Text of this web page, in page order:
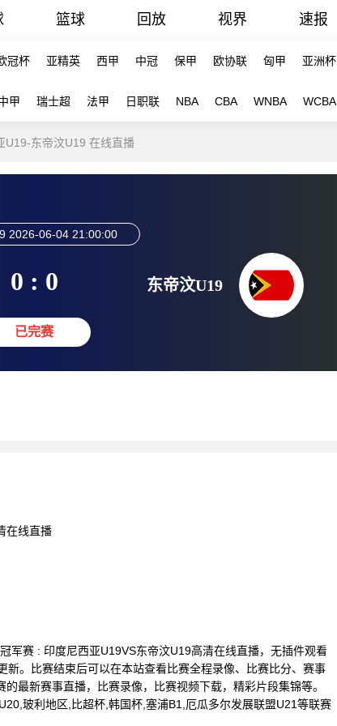
篮球 回放 视界 速报
冠杯 亚精英 西甲 中冠 保甲 欧协联 匈甲 亚洲杯
甲 瑞士超 法甲 日职联 NBA CBA WNBA WCBA
U19-东帝汶U19 在线直播
2026-06-04 21:00:00
0 : 0
已完赛
东帝汶U19
在线直播
军赛 : 印度尼西亚U19VS东帝汶U19高清在线直播，无插件观看
新。比赛结束后可以在本站查看比赛全程录像、比赛比分、赛事
最新赛事直播，比赛录像，比赛视频下载，精彩片段集锦等。
玻利地区,比超杯,韩国杯,塞浦B1,厄瓜多尔发展联盟U21等联赛